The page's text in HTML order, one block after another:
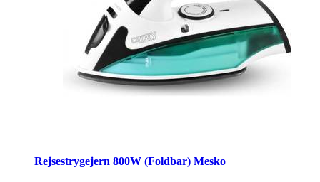
Rejsestrygejern 800W (Foldbar) Mesko